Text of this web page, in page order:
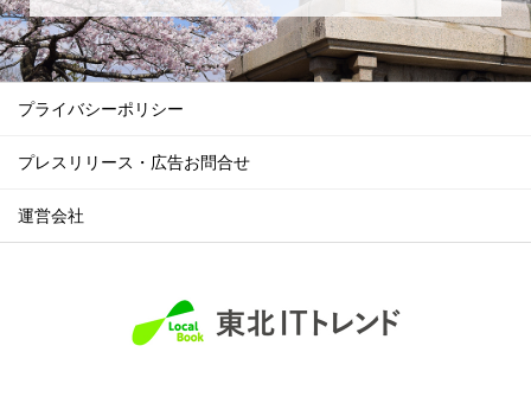
プライバシーポリシー
プレスリリース・広告お問合せ
運営会社